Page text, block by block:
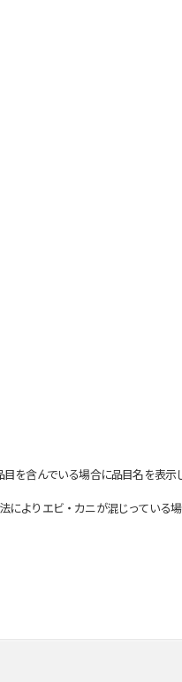
を含んでいる場合に品目名を表示
りエビ・カニが混じっている